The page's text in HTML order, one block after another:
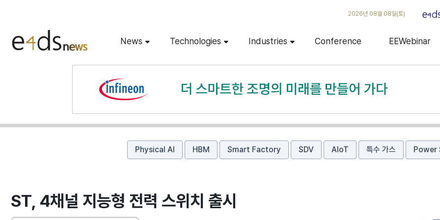
2026년 08월 08일(토)
News Technologies Industries Conference EEWebinar
Physical AI HBM Smart Factory SDV AIoT 특수 가스 Power
ST, 4채널 지능형 전력 스위치 출시